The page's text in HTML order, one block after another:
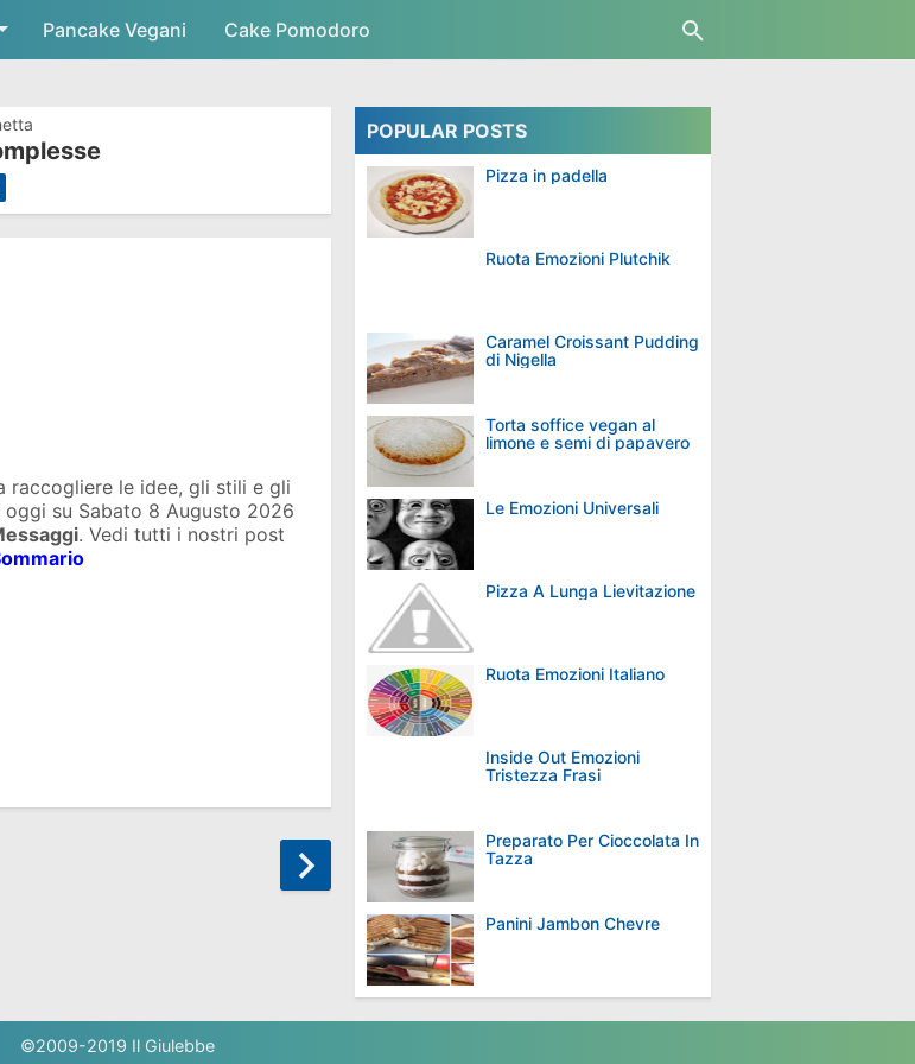
Skip to main content
Pancake Vegani Cake Pomodoro
raccogliere le idee, gli stili e gli
su Sabato 8 Augusto 2026
. Vedi tutti i nostri post
POPULAR POSTS
Pizza in padella
Ruota Emozioni Plutchik
Caramel Croissant Pudding
di Nigella
Torta soffice vegan al
limone e semi di papavero
Le Emozioni Universali
Pizza A Lunga Lievitazione
Ruota Emozioni Italiano
Inside Out Emozioni
Tristezza Frasi
Preparato Per Cioccolata In
Tazza
Panini Jambon Chevre
©2009-2019 Il Giulebbe